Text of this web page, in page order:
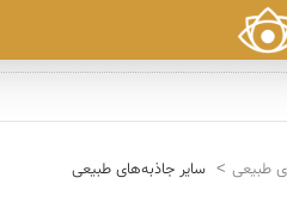
طبیعی سایر جاذبه‌های طبیعی